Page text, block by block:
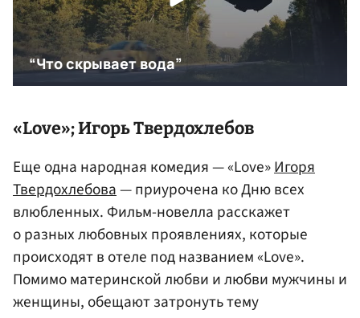
«Love»; Игорь Твердохлебов
Еще одна народная комедия — «Love»Игоря
Твердохлебова— приурочена ко Дню всех
влюбленных. Фильм-новелла расскажет
о разных любовных проявлениях, которые
происходят в отеле под названием «Love».
Помимо материнской любви и любви мужчины и
женщины, обещают затронуть тему